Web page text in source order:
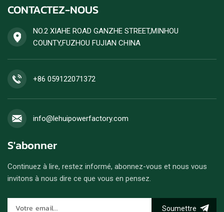
CONTACTEZ-NOUS
NO.2 XIAHE ROAD GANZHE STREET,MINHOU
COUNTY,FUZHOU FUJIAN CHINA
+86 059122071372
info@lehuipowerfactory.com
S'abonner
Continuez à lire, restez informé, abonnez-vous et nous vous
invitons à nous dire ce que vous en pensez.
Soumettre